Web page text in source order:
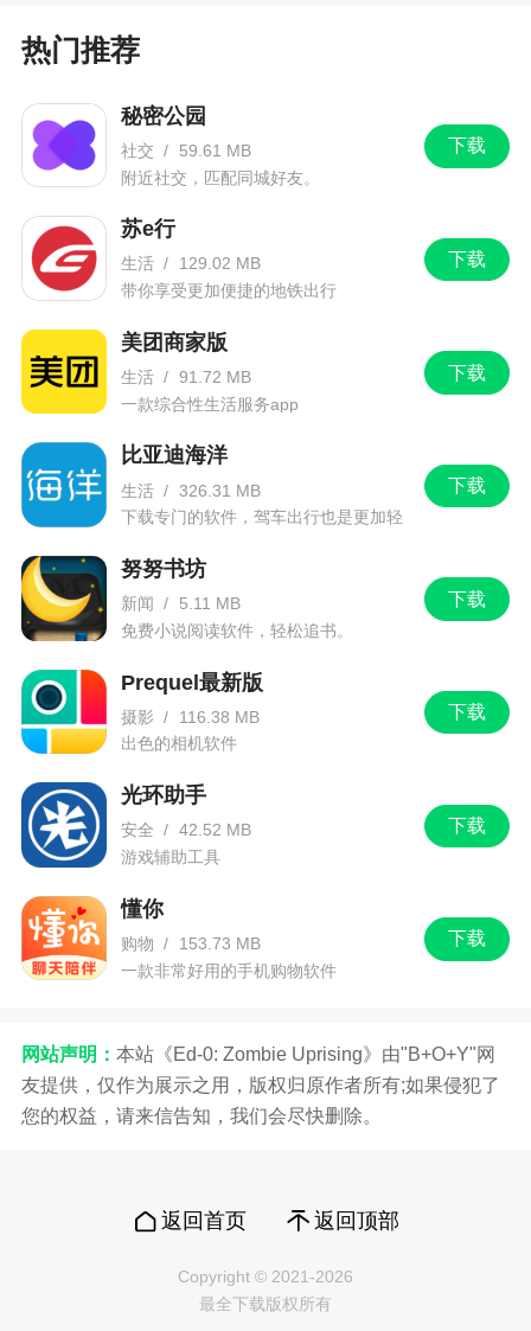
热门推荐
下载
秘密公园
社交 /
59.61 MB
附近社交，匹配同城好友。
下载
苏e行
生活 /
129.02 MB
带你享受更加便捷的地铁出行
下载
美团商家版
生活 / 91.72 MB
一款综合性生活服务app
下载
比亚迪海洋
生活 / 326.31 MB
下载专门的软件，驾车出行也是更加轻
下载
努努书坊
新闻 /
5.11 MB
免费小说阅读软件，轻松追书。
下载
Prequel最新版
摄影 /
116.38 MB
出色的相机软件
下载
光环助手
安全 / 42.52 MB
游戏辅助工具
下载
懂你
购物 /
153.73 MB
一款非常好用的手机购物软件
网站声明： 本站《Ed-0: Zombie Uprising》由"B+O+Y"网
友提供，仅作为展示之用，版权归原作者所有;如果侵犯了
您的权益，请来信告知，我们会尽快删除。
返回首页 返回顶部
Copyright © 2021-2026
最全下载版权所有